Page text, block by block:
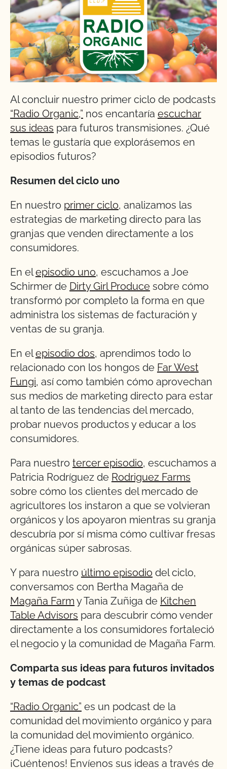
Al concluir nuestro primer ciclo de podcasts
“Radio Organic,” nos encantaría escuchar
sus ideas para futuros transmisiones. ¿Qué
temas le gustaría que explorásemos en
episodios futuros?
Resumen del ciclo uno
En nuestro primer ciclo, analizamos las
estrategias de marketing directo para las
granjas que venden directamente a los
consumidores.
En elepisodio uno, escuchamos a Joe
Schirmer de Dirty Girl Produce sobre cómo
transformó por completo la forma en que
administra los sistemas de facturación y
ventas de su granja.
En elepisodio dos, aprendimos todo lo
relacionado con los hongos de Far West
Fungi, así como también cómo aprovechan
sus medios de marketing directo para estar
al tanto de las tendencias del mercado,
probar nuevos productos y educar a los
consumidores.
Para nuestro tercer episodio, escuchamos a
Patricia Rodríguez de Rodriguez Farms
sobre cómo los clientes del mercado de
agricultores los instaron a que se volvieran
orgánicos y los apoyaron mientras su granja
descubría por sí misma cómo cultivar fresas
orgánicas súper sabrosas.
Y para nuestro último episodio del ciclo,
conversamos con Bertha Magaña de
Magaña Farm y Tania Zuñiga de Kitchen
Table Advisors para descubrir cómo vender
directamente a los consumidores fortaleció
el negocio y la comunidad de Magaña Farm.
Comparta sus ideas para futuros invitados
y temas de podcast
“Radio Organic” es un podcast de la
comunidad del movimiento orgánico y para
la comunidad del movimiento orgánico.
¿Tiene ideas para futuro podcasts?
¡Cuéntenos! Envíenos sus ideas a través de